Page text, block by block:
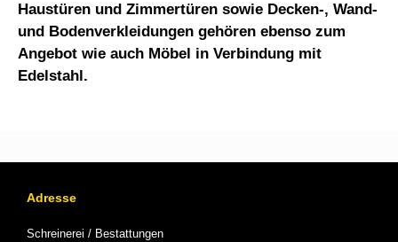
Haustüren und Zimmertüren sowie Decken-, Wand-
und Bodenverkleidungen gehören ebenso zum
Angebot wie auch Möbel in Verbindung mit
Edelstahl.
Adresse
Schreinerei / Bestattungen